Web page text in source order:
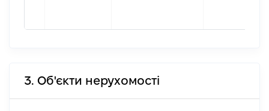
3. Об'єкти нерухомості